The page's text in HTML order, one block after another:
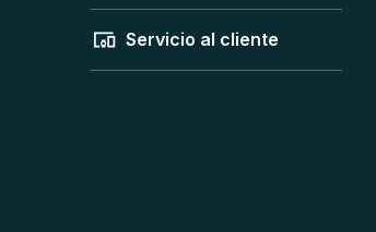
Servicio al cliente